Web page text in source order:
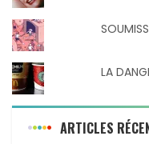
LA
ARTICLES